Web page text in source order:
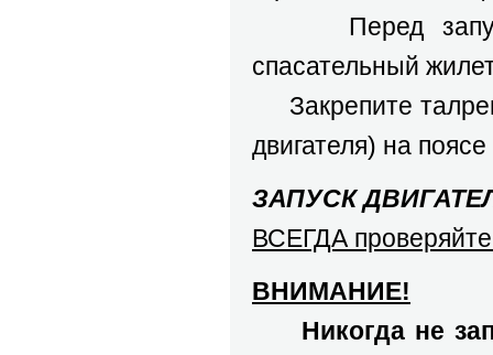
Перед
спасательный
Закрепите
двигателя) на
ЗАПУСК
ВСЕГДА
ВНИМАНИЕ!
Никогда не